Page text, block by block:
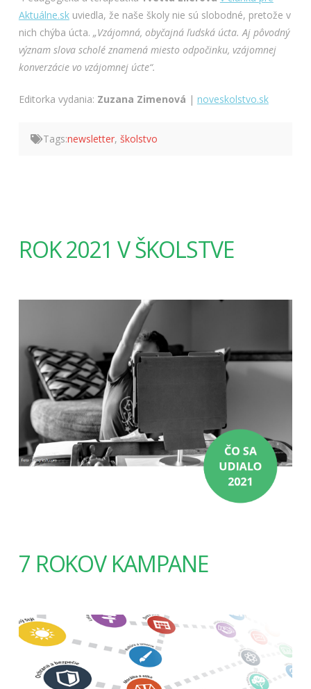
Aktuálne.skuviedla, že naše školy nie sú slobodné, pretože v
nich chýba úcta. „Vzájomná, obyčajná ľudská úcta. Aj pôvodný
význam slova scholé znamená miesto odpočinku, vzájomnej
konverzácie vo vzájomnej úcte“.
Editorka vydania: Zuzana Zimenová | noveskolstvo.sk
Tags:newsletter,školstvo
ROK 2021 V ŠKOLSTVE
7 ROKOV KAMPANE